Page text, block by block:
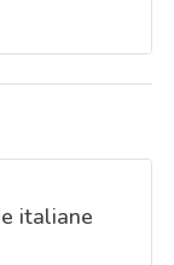
italiane